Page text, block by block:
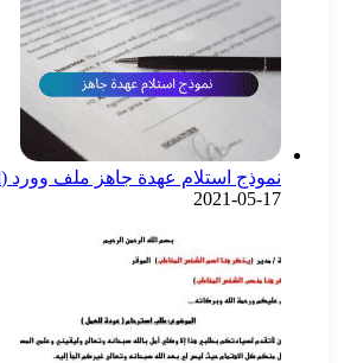
نموذج استلام عهدة جاهز ملف وورد (Word)
2021-05-17